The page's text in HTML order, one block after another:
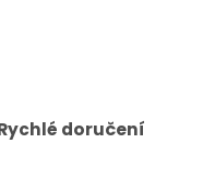
doručení